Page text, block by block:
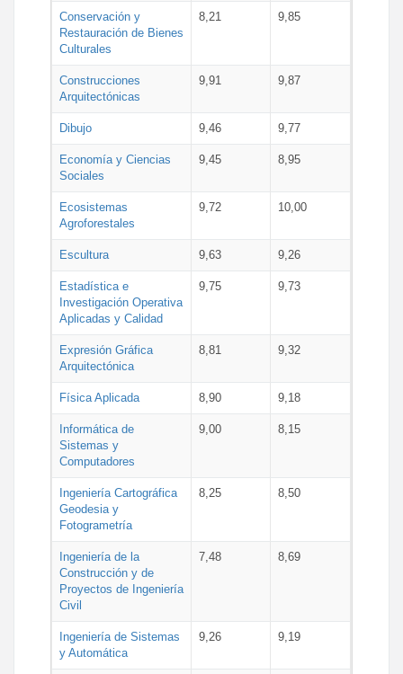
Conservación y
Restauración de Bienes
Culturales
8,21 9,85
Construcciones
Arquitectónicas
9,91 9,87
Dibujo 9,46 9,77
Economía y Ciencias
Sociales
9,45 8,95
Ecosistemas
Agroforestales
9,72 10,00
Escultura 9,63 9,26
Estadística e
Investigación Operativa
Aplicadas y Calidad
9,75 9,73
Expresión Gráfica
Arquitectónica
8,81 9,32
Física Aplicada 8,90 9,18
Informática de
Sistemas y
Computadores
9,00 8,15
Ingeniería Cartográfica
Geodesia y
Fotogrametría
8,25 8,50
Ingeniería de la
Construcción y de
Proyectos de Ingeniería
Civil
7,48 8,69
Ingeniería de Sistemas
y Automática
9,26 9,19